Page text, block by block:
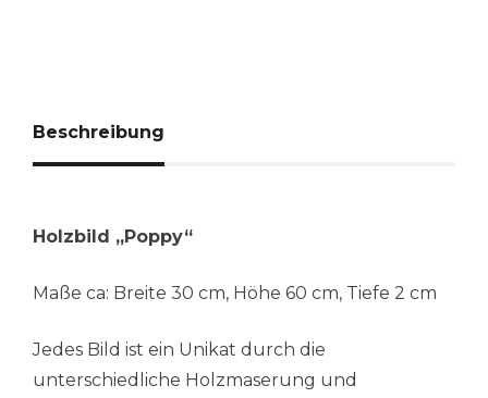
Beschreibung
Holzbild „Poppy“
Maße ca: Breite 30 cm, Höhe 60 cm, Tiefe 2 cm
Jedes Bild ist ein Unikat durch die
unterschiedliche Holzmaserung und